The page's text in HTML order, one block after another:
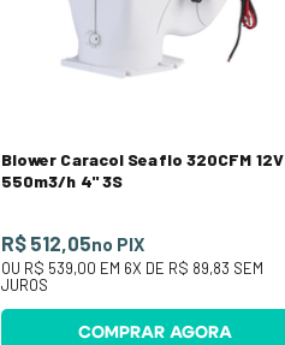
Blower Caracol Seaflo 320CFM 12V
550m3/h 4" 3S
R$ 512,05no PIX
OU R$ 539,00 EM 6X DE R$ 89,83 SEM
JUROS
COMPRAR AGORA